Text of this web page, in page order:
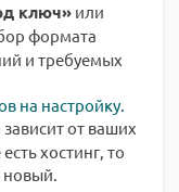
ключ» или
формата
и требуемых
на настройку.
от ваших
хостинг, то
новый.